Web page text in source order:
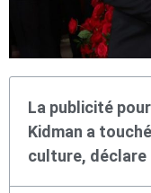
La publicité
Kidman a
culture, déclare